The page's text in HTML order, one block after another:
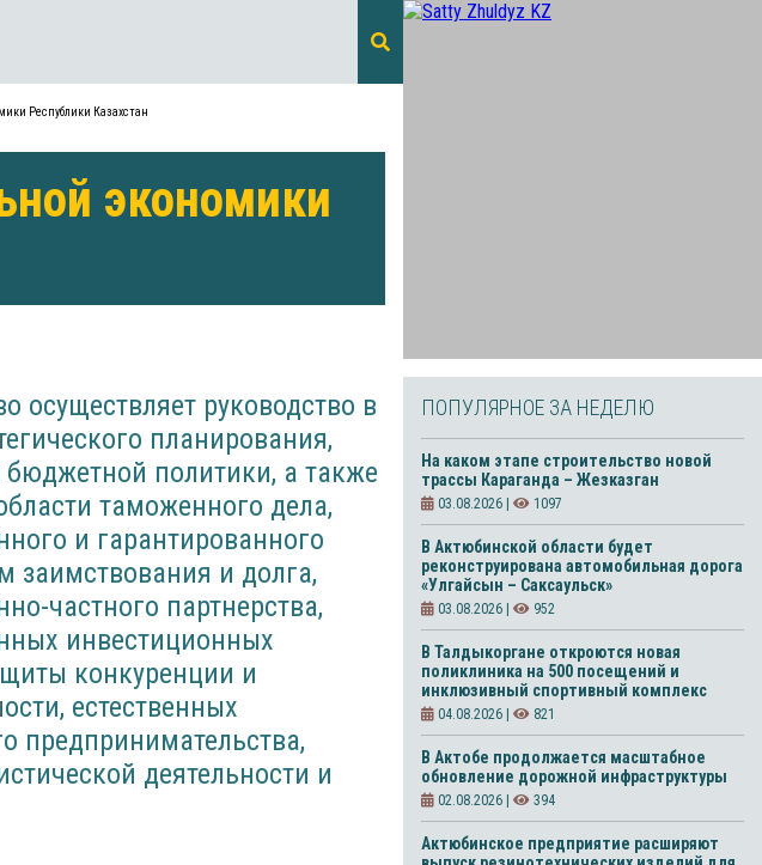
Республики Казахстан
экономики
осуществляет руководство в
планирования,
бюджетной политики, а также
таможенного дела,
и гарантированного
заимствования и долга,
частного партнерства,
инвестиционных
конкуренции и
естественных
предпринимательства,
деятельности и
ПОПУЛЯРНОЕ ЗА НЕДЕЛЮ
На каком этапе строительство новой
трассы Караганда – Жезказган
03.08.2026 | 1097
В Актюбинской области будет
реконструирована автомобильная дорога
«Улгайсын – Саксаульск»
03.08.2026 | 952
В Талдыкоргане откроются новая
поликлиника на 500 посещений и
инклюзивный спортивный комплекс
04.08.2026 | 821
В Актобе продолжается масштабное
обновление дорожной инфраструктуры
02.08.2026 | 394
Актюбинское предприятие расширяют